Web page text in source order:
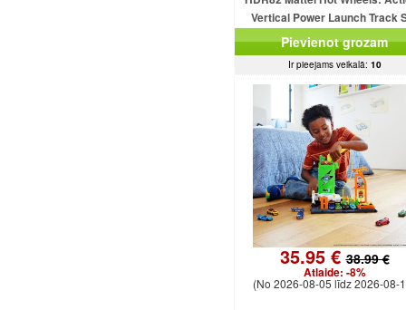
Vertical Power Launch Track
Pievienot grozam
Ir pieejams veikalā: 10
35.95 €38.99 €
Atlaide: -8%
(No 2026-08-05 līdz 2026-08-